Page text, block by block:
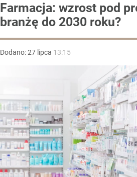
Farmacja: wzrost pod
branżę do 2030 roku?
Dodano:27 lipca 13:15